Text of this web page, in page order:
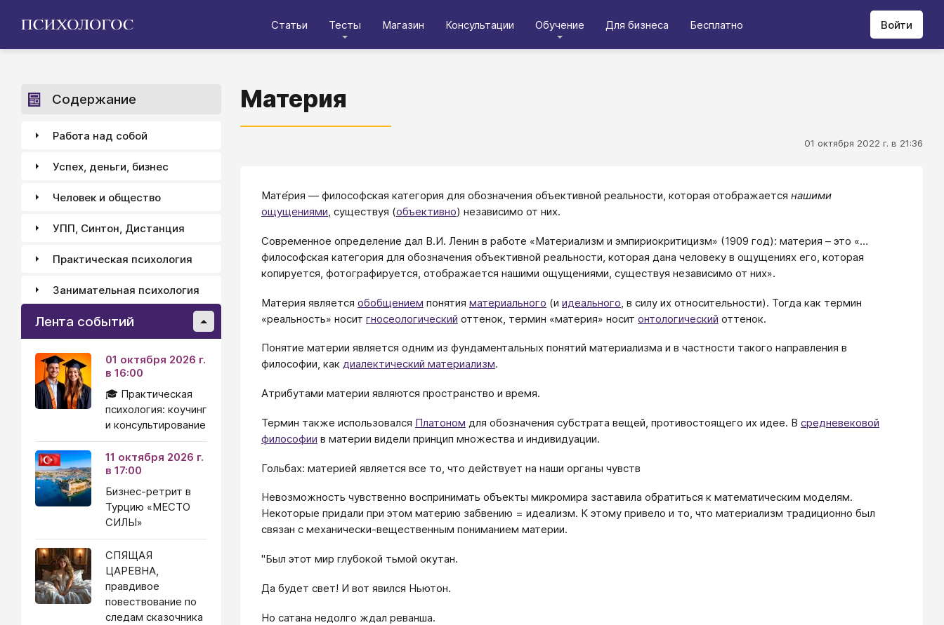
Статьи Тесты Магазин Консультации Обучение Для бизнеса Бесплатно Войти
Материя
01 октября 2022 г. в 21:36
Мате́рия — философская категория для обозначения объективной реальности, которая отображается нашими
ощущениями, существуя (объективно) независимо от них.
Современное определение дал В.И. Ленин в работе «Материализм и эмпириокритицизм» (1909 год): материя – это «…
философская категория для обозначения объективной реальности, которая дана человеку в ощущениях его, которая
копируется, фотографируется, отображается нашими ощущениями, существуя независимо от них».
Материя является обобщением понятия материального (и идеального , в силу их относительности). Тогда как термин
«реальность» носит гносеологический оттенок, термин «материя» носит онтологический оттенок.
Понятие материи является одним из фундаментальных понятий материализма и в частности такого направления в
философии, как диалектический материализм.
Атрибутами материи являются пространство и время.
Термин также использовался Платоном для обозначения субстрата вещей, противостоящего их идее. В средневековой
философии в материи видели принцип множества и индивидуации.
Гольбах: материей является все то, что действует на наши органы чувств
Невозможность чувственно воспринимать объекты микромира заставила обратиться к математическим моделям.
Некоторые придали при этом материю забвению = идеализм. К этому привело и то, что материализм традиционно был
связан с механически-вещественным пониманием материи.
''Был этот мир глубокой тьмой окутан.
Да будет свет! И вот явился Ньютон.
Но сатана недолго ждал реванша.
Содержание
Работа над собой
Успех, деньги, бизнес
Человек и общество
УПП, Синтон, Дистанция
Практическая психология
Занимательная психология
Лента событий
01 октября 2026 г.
в 16:00
🎓 Практическая
психология: коучинг
и консультирование
11 октября 2026 г.
в 17:00
Бизнес-ретрит в
Турцию «МЕСТО
СИЛЫ»
СПЯЩАЯ
ЦАРЕВНА,
правдивое
повествование по
следам сказочника